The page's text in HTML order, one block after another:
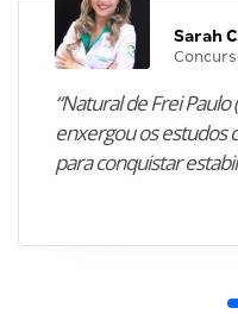
Sarah
“Natural de Frei Paulo
enxergou os estudos
para conquistar